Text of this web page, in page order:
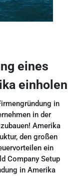
eines
einholen
in
in der
Amerika
den großen
ein
Company Setup
in Amerika